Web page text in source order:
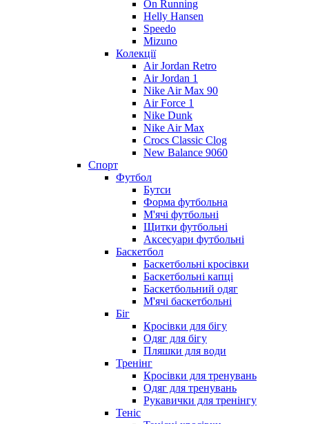
On Running
Helly Hansen
Speedo
Mizuno
Колекції
Air Jordan Retro
Air Jordan 1
Nike Air Max 90
Air Force 1
Nike Dunk
Nike Air Max
Crocs Classic Clog
New Balance 9060
Спорт
Футбол
Бутси
Форма футбольна
М'ячі футбольні
Щитки футбольні
Аксесуари футбольні
Баскетбол
Баскетбольні кросівки
Баскетбольні капці
Баскетбольний одяг
М'ячі баскетбольні
Біг
Кросівки для бігу
Одяг для бігу
Пляшки для води
Тренінг
Кросівки для тренувань
Одяг для тренувань
Рукавички для тренінгу
Теніс